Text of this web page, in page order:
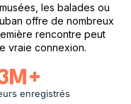
les balades ou
offre de nombreux
rencontre peut
vraie connexion.
enregistrés